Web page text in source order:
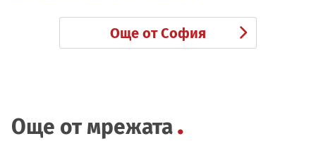
Още от София
Още от мрежата